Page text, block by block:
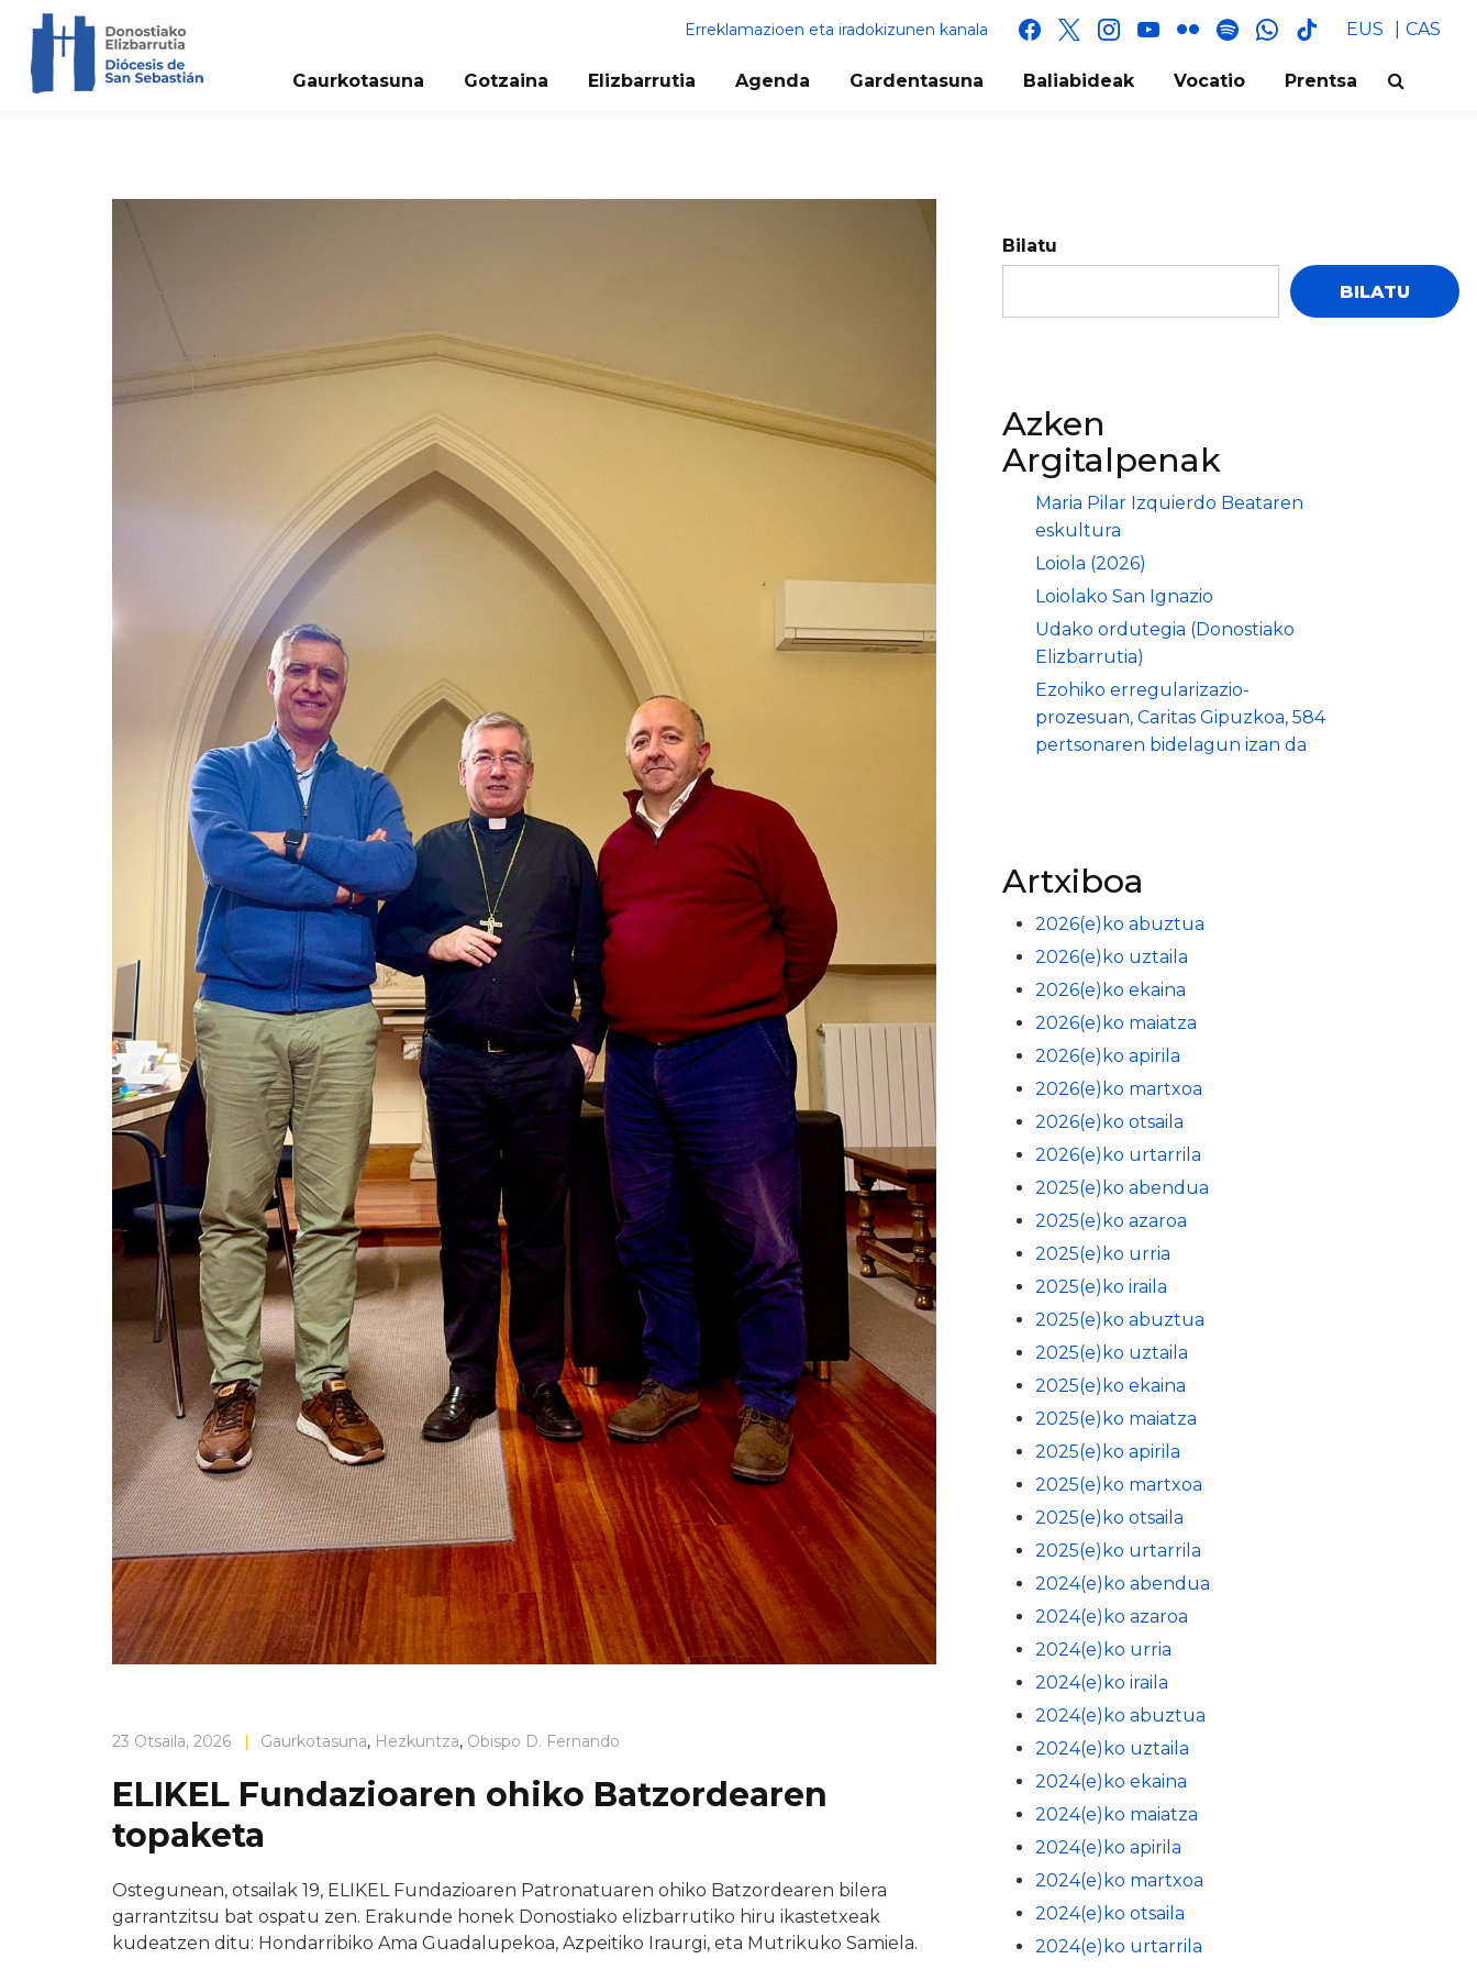
Erreklamazioen eta iradokizunen kanala facebook
x instagram
youtube
flickr spotifywhatsapp
tik
EUS CAS
Gaurkotasuna Gotzaina Elizbarrutia Agenda Gardentasuna Baliabideak Vocatio Prentsa
23 Otsaila, 2026 Gaurkotasuna, Hezkuntza, Obispo D. Fernando
ELIKEL Fundazioaren ohiko Batzordearen
topaketa
Ostegunean, otsailak 19, ELIKEL Fundazioaren Patronatuaren ohiko Batzordearen bilera
garrantzitsu bat ospatu zen. Erakunde honek Donostiako elizbarrutiko hiru ikastetxeak
kudeatzen ditu: Hondarribiko Ama Guadalupekoa, Azpeitiko Iraurgi, eta Mutrikuko Samiela.
Bilatu
BILATU
Azken
Argitalpenak
Maria Pilar Izquierdo Beataren
eskultura
Loiola (2026)
Loiolako San Ignazio
Udako ordutegia (Donostiako
Elizbarrutia)
Ezohiko erregularizazio-
prozesuan, Caritas Gipuzkoa, 584
pertsonaren bidelagun izan da
Artxiboa
2026(e)ko abuztua
2026(e)ko uztaila
2026(e)ko ekaina
2026(e)ko maiatza
2026(e)ko apirila
2026(e)ko martxoa
2026(e)ko otsaila
2026(e)ko urtarrila
2025(e)ko abendua
2025(e)ko azaroa
2025(e)ko urria
2025(e)ko iraila
2025(e)ko abuztua
2025(e)ko uztaila
2025(e)ko ekaina
2025(e)ko maiatza
2025(e)ko apirila
2025(e)ko martxoa
2025(e)ko otsaila
2025(e)ko urtarrila
2024(e)ko abendua
2024(e)ko azaroa
2024(e)ko urria
2024(e)ko iraila
2024(e)ko abuztua
2024(e)ko uztaila
2024(e)ko ekaina
2024(e)ko maiatza
2024(e)ko apirila
2024(e)ko martxoa
2024(e)ko otsaila
2024(e)ko urtarrila